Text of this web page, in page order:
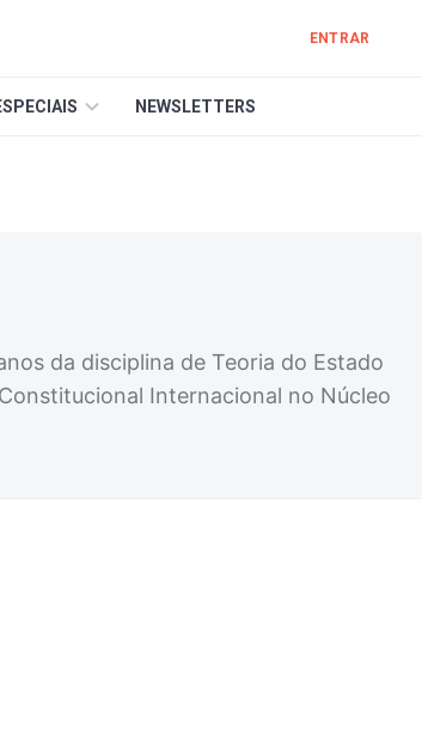
ENTRAR
NEWSLETTERS
da disciplina de Teoria do Estado
Internacional no Núcleo